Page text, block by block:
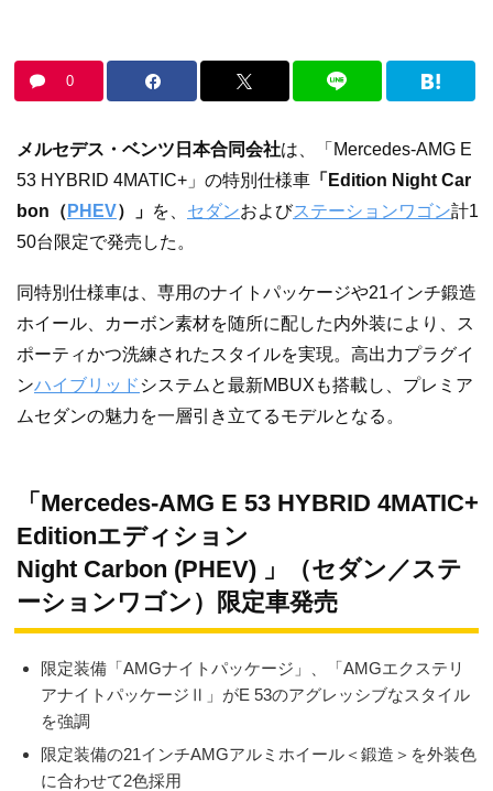
0
メルセデス・ベンツ日本合同会社は、「Mercedes-AMG E
53 HYBRID 4MATIC+」の特別仕様車 「Edition Night Car
bon（ PHEV）」 を、 セダンおよびステーションワゴン計1
50台限定で発売した。
同特別仕様車は、専用のナイトパッケージや21インチ鍛造
ホイール、カーボン素材を随所に配した内外装により、ス
ポーティかつ洗練されたスタイルを実現。高出力プラグイ
ンハイブリッド システムと最新MBUXも搭載し、プレミア
ムセダンの魅力を一層引き立てるモデルとなる。
「Mercedes-AMG E 53 HYBRID 4MATIC+
Editionエディション
Night Carbon (PHEV) 」（セダン／ステ
ーションワゴン）限定車発売
限定装備「AMGナイトパッケージ」、「AMGエクステリ
アナイトパッケージⅡ」がE 53のアグレッシブなスタイル
を強調
限定装備の21インチAMGアルミホイール＜鍛造＞を外装色
に合わせて2色採用